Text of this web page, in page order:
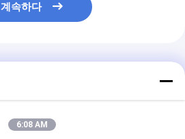
계속하다
6:08 AM